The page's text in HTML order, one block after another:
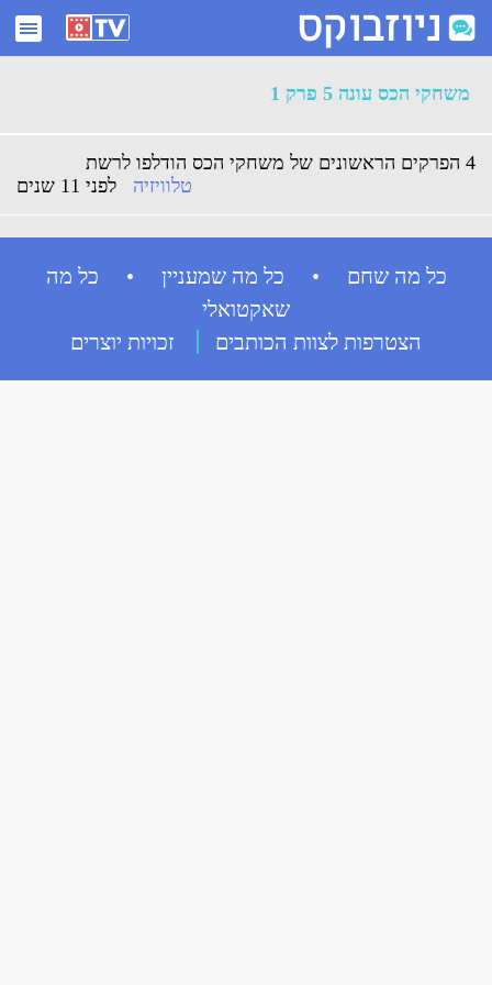
ארכיון משחקי הכס עונה 5 פרק 1 - ניוזבוקס
משחקי הכס עונה 5 פרק 1
4 הפרקים הראשונים של משחקי הכס הודלפו לרשת
לפני 11 שנים
טלוויזיה
כל מה שחם • כל מה שמעניין • כל מה
שאקטואלי
הצטרפות לצוות הכותבים
זכויות יוצרים